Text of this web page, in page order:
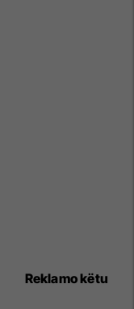
Reklamo këtu